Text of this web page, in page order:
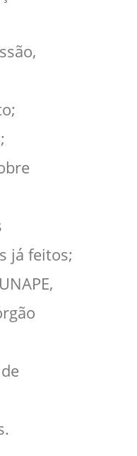
já feitos;